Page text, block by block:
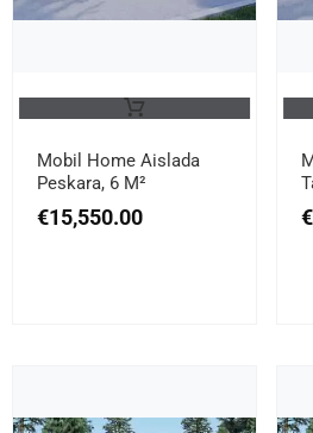
Mobil Home Aislada
Peskara, 6 M²
€15,550.00 €